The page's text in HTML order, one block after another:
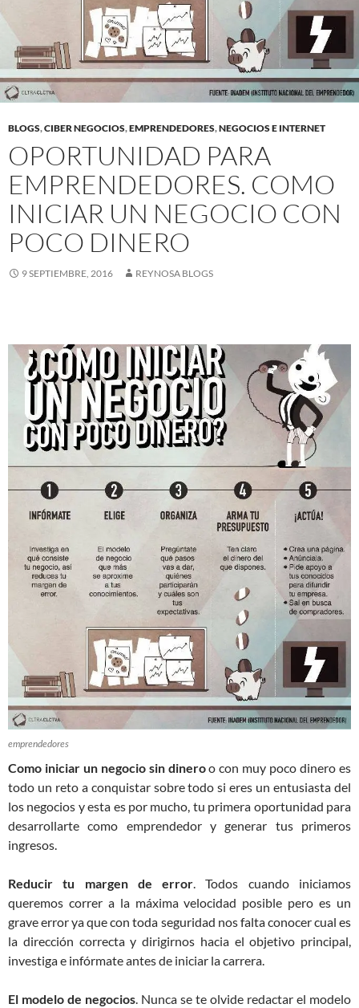
BLOGS,CIBER NEGOCIOS,EMPRENDEDORES,NEGOCIOS E INTERNET
OPORTUNIDAD PARA
EMPRENDEDORES. COMO
INICIAR UN NEGOCIO CON
POCO DINERO
9 SEPTIEMBRE, 2016 REYNOSA BLOGS
emprendedores
Como iniciar un negocio sin dineroo con muy poco dinero es
todo un reto a conquistar sobre todo si eres un entusiasta del
los negocios y esta es por mucho, tu primera oportunidad para
desarrollarte como emprendedor y generar tus primeros
ingresos.
Reducir tu margen de error. Todos cuando iniciamos
queremos correr a la máxima velocidad posible pero es un
grave error ya que con toda seguridad nos falta conocer cual es
la dirección correcta y dirigirnos hacia el objetivo principal,
investiga e infórmate antes de iniciar la carrera.
El modelo de negocios. Nunca se te olvide redactar el modelo